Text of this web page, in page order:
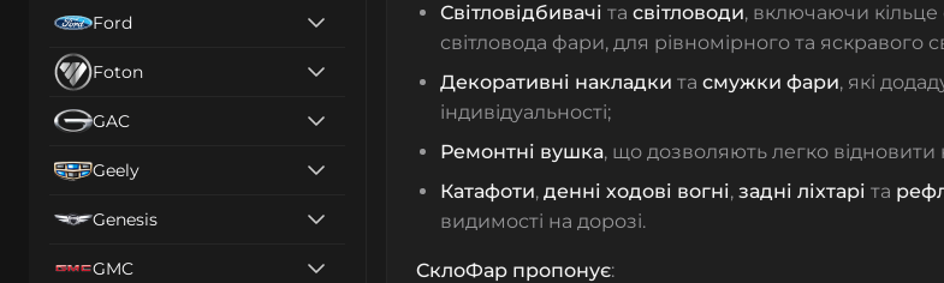
Ford
Foton
GAC
Geely
Genesis
GMC
Світловідбивачі та світловоди, включаючи
світловода фари, для рівномірного та яскравого
Декоративні накладки та смужки фари, які
індивідуальності;
Ремонтні вушка, що дозволяють легко відновити
Катафоти, денні ходові вогні, задні ліхтарі та
видимості на дорозі.
CклоФар пропонує: